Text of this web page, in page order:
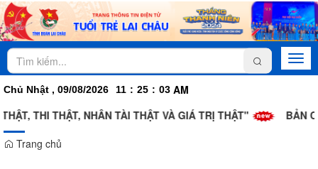
Chủ Nhật , 09/08/2026 11 : 25 : 03 AM
THI THẬT, NHÂN TÀI THẬT VÀ GIÁ TRỊ THẬT"
BẢN
Trang chủ